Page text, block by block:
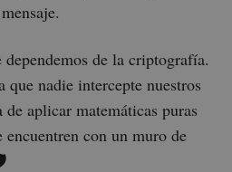
dependemos de la criptografía.
que nadie intercepte nuestros
de aplicar matemáticas puras
encuentren con un muro de